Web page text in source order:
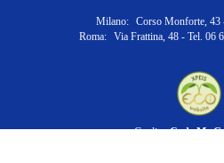
Milano:
Corso Monforte, 43
Roma:
Via Frattina, 48 - Tel. 06
Credits:Code Me